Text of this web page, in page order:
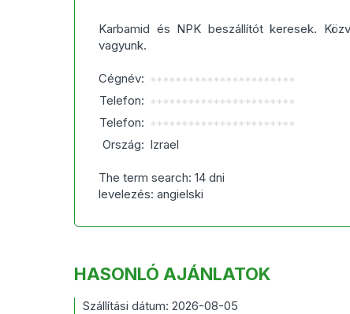
Karbamid és NPK beszállítót keresek.
vagyunk.
Cégnév: ***********************
Telefon: ***********************
Telefon: ***********************
Ország: Izrael
The term search: 14 dni
levelezés: angielski
HASONLÓ AJÁNLATOK
Szállítási dátum: 2026-08-05